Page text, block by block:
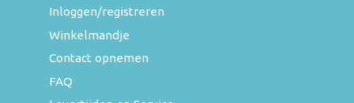
Inloggen/registreren
Winkelmandje
Contact opnemen
FAQ